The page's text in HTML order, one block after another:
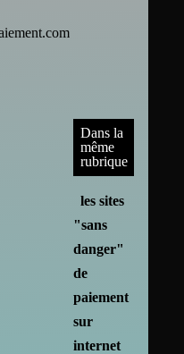
Dans la
même
rubrique
les sites
"sans
danger"
de
paiement
sur
internet